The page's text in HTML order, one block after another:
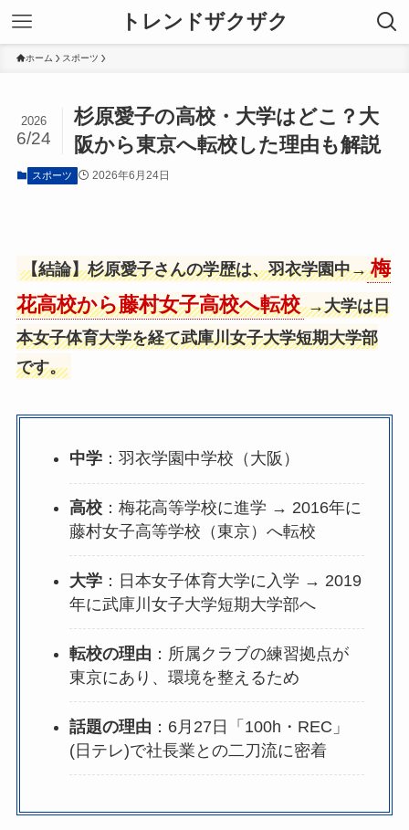
トレンドザクザク
ホーム スポーツ
杉原愛子の高校・大学はどこ？大
阪から東京へ転校した理由も解説
2026
6/24
スポーツ 2026年6月24日
【結論】杉原愛子さんの学歴は、羽衣学園中→ 梅
花高校から藤村女子高校へ転校 →大学は日
本女子体育大学を経て武庫川女子大学短期大学部
です。
中学：羽衣学園中学校（大阪）
高校：梅花高等学校に進学 → 2016年に
藤村女子高等学校（東京）へ転校
大学：日本女子体育大学に入学 → 2019
年に武庫川女子大学短期大学部へ
転校の理由 ：所属クラブの練習拠点が
東京にあり、環境を整えるため
話題の理由 ：6月27日「100h・REC」
(日テレ)で社長業との二刀流に密着